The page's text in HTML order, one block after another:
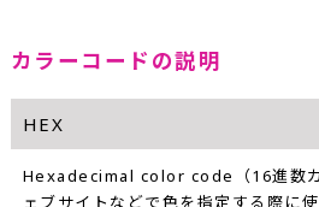
カラーコードの説明
HEX
Hexadecimal color code（16進数
ェブサイトなどで色を指定する際に